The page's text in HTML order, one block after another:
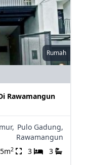
Rumah
Rawamangun
Pulo Gadung,
Rawamangun
2 3 3